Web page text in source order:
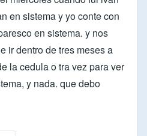
en sistema y yo conte con
en sistema. y nos
ir dentro de tres meses a
la cedula o tra vez para ver
y nada. que debo